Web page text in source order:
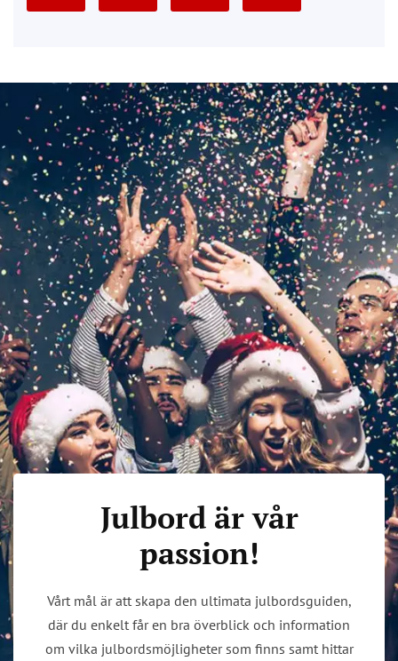
Julbord är vår
passion!
Vårt mål är att skapa den ultimata julbordsguiden,
där du enkelt får en bra överblick och information
om vilka julbordsmöjligheter som finns samt hittar